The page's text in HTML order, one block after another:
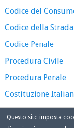
Codice del
Codice della Strada
Codice Penale
Procedura Civile
Procedura Penale
Costituzione
Questo sito imposta